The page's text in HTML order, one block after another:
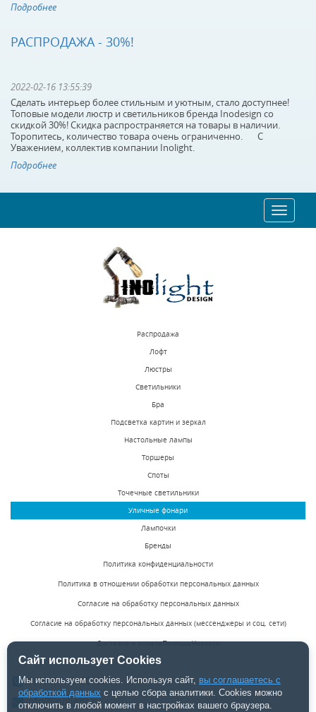
Подробнее
РАСПРОДАЖА - 30%!
2022-02-16 13:55:39
Сделать интерьер более стильным и уютным, стало доступнее!
Топовые модели люстр и светильников бренда Inodesign со
скидкой 30%! Скидка распространяется на товары в наличии.
Торопитесь, количество товара очень ограниченно. С
Уважением, коллектив компании Inolight.
Подробнее
Toggle
Распродажа
Лофт
Люстры
Светильники
Бра
Подсветка картин и зеркал
Настольные лампы
Торшеры
Споты
Точечные светильники
Уличные фонари
Лампочки
Бренды
Политика конфиденциальности
Политика в отношении обработки персональных данных
Согласие на обработку персональных данных
Согласие на обработку персональных данных (мессенджеры и соц. сети)
Доставка и оплатаПомощьНовости
8 (495) 142-50-85
info@inolight.ru
Сайт использует Cookies
Мы используем cookies. Используя сайт, вы соглашаетесь с
обработкой данных с целью сбора аналитики. Cookies можно
отключить в любой момент в настройках вашего браузера.